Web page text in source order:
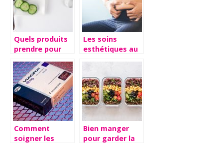
Quels produits
prendre pour
?
Les soins
esthétiques au
Comment
soigner les
Bien manger
pour garder la